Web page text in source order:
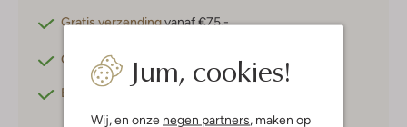
Jum, cookies!
Wij, en onze negen partners, maken op
Gratis verzendingvanaf €75,-
Gratis retourneren binnen 30 dagen*
Betaal achteraf